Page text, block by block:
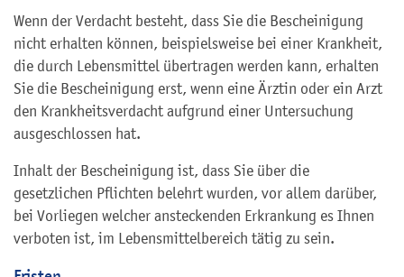
Wenn der Verdacht besteht, dass Sie die Bescheinigung
nicht erhalten können, beispielsweise bei einer Krankheit,
die durch Lebensmittel übertragen werden kann, erhalten
Sie die Bescheinigung erst, wenn eine Ärztin oder ein Arzt
den Krankheitsverdacht aufgrund einer Untersuchung
ausgeschlossen hat.
Inhalt der Bescheinigung ist, dass Sie über die
gesetzlichen Pflichten belehrt wurden, vor allem darüber,
bei Vorliegen welcher ansteckenden Erkrankung es Ihnen
verboten ist, im Lebensmittelbereich tätig zu sein.